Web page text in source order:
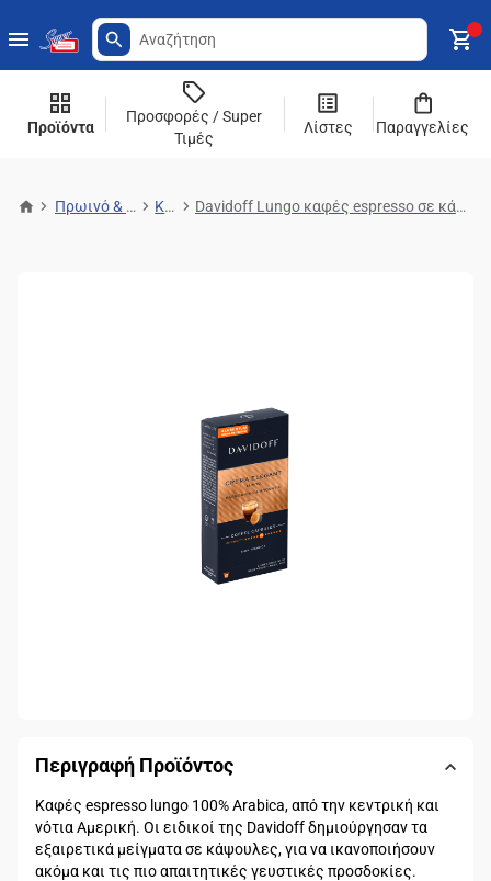
Προϊόντα
Προσφορές / Super
Τιμές
Λίστες Παραγγελίες
Πρωινό & Ροφήματα Καφές Davidoff Lungo καφές espresso σε κάψουλες crema elegant 55g
Περιγραφή Προϊόντος
Καφές espresso lungo 100% Arabica, από την κεντρική και
νότια Αμερική. Οι ειδικοί της Davidoff δημιούργησαν τα
εξαιρετικά μείγματα σε κάψουλες, για να ικανοποιήσουν
ακόμα και τις πιο απαιτητικές γευστικές προσδοκίες.